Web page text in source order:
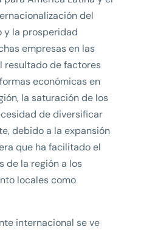
del
y la prosperidad
empresas en las
resultado de factores
económicas en
la saturación de los
de diversificar
debido a la expansión
que ha facilitado el
de la región a los
locales como
internacional se ve